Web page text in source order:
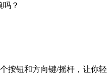
？
按钮和方向键/摇杆，让你轻